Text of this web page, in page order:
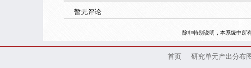
暂无评论
除非特别说明，本系统中所
首页 研究单元产出分布